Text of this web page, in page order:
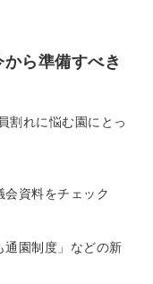
ら準備すべき
割れに悩む園にとっ
会資料をチェック
通園制度」などの新